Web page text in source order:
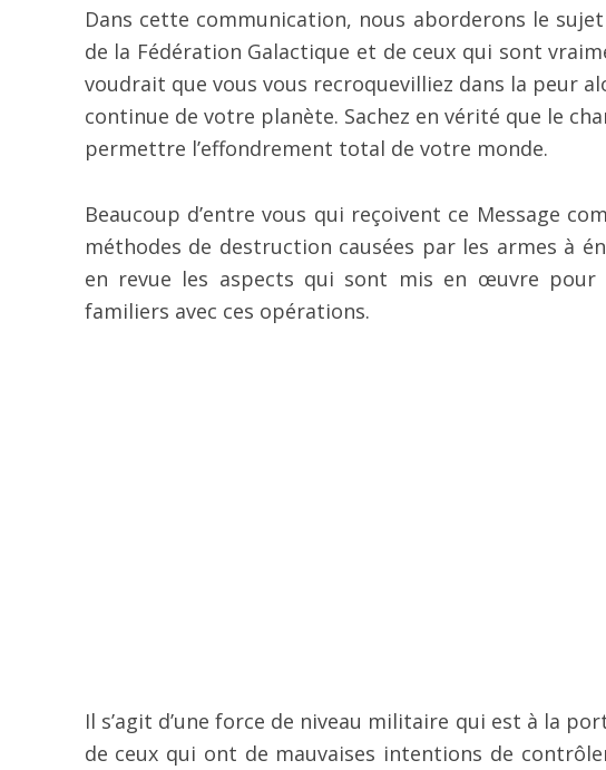
Dans cette communication, nous aborderons le
de la Fédération Galactique et de ceux qui sont
voudrait que vous vous recroquevilliez dans la peur
continue de votre planète. Sachez en vérité que le
permettre l’effondrement total de votre monde.
Beaucoup d’entre vous qui reçoivent ce Message
méthodes de destruction causées par les armes à
en revue les aspects qui sont mis en œuvre
familiers avec ces opérations.
Il s’agit d’une force de niveau militaire qui est à la
de ceux qui ont de mauvaises intentions de